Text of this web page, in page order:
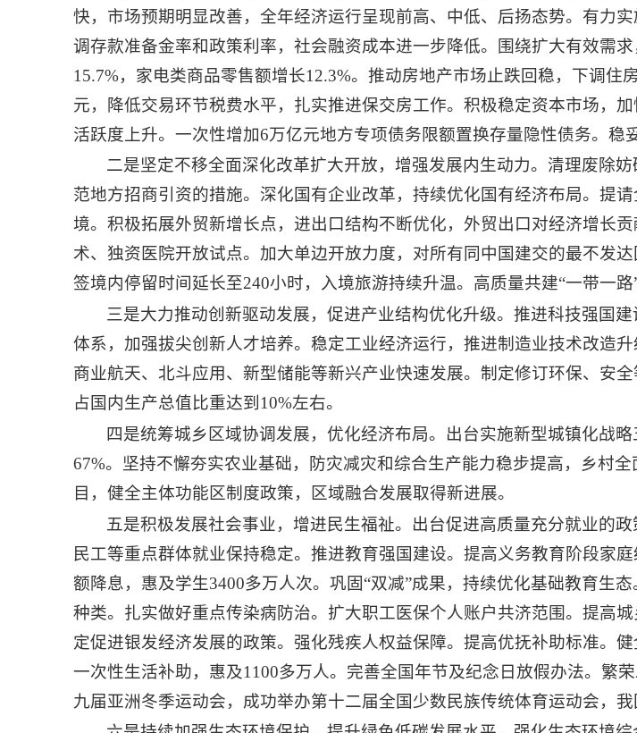
快，市场预期明显改善，全年经济运行呈现前高、中低、后扬态势。有力
调存款准备金率和政策利率，社会融资成本进一步降低。围绕扩大有效需
15.7%，家电类商品零售额增长12.3%。推动房地产市场止跌回稳，下调
元，降低交易环节税费水平，扎实推进保交房工作。积极稳定资本市场，
活跃度上升。一次性增加6万亿元地方专项债务限额置换存量隐性债务。稳
二是坚定不移全面深化改革扩大开放，增强发展内生动力。清理废除
范地方招商引资的措施。深化国有企业改革，持续优化国有经济布局。提
境。积极拓展外贸新增长点，进出口结构不断优化，外贸出口对经济增长
术、独资医院开放试点。加大单边开放力度，对所有同中国建交的最不发
签境内停留时间延长至240小时，入境旅游持续升温。高质量共建“一带一
三是大力推动创新驱动发展，促进产业结构优化升级。推进科技强国
体系，加强拔尖创新人才培养。稳定工业经济运行，推进制造业技术改造
商业航天、北斗应用、新型储能等新兴产业快速发展。制定修订环保、安
占国内生产总值比重达到10%左右。
四是统筹城乡区域协调发展，优化经济布局。出台实施新型城镇化战
67%。坚持不懈夯实农业基础，防灾减灾和综合生产能力稳步提高，乡村
目，健全主体功能区制度政策，区域融合发展取得新进展。
五是积极发展社会事业，增进民生福祉。出台促进高质量充分就业的
民工等重点群体就业保持稳定。推进教育强国建设。提高义务教育阶段家
额降息，惠及学生3400多万人次。巩固“双减”成果，持续优化基础教育生
种类。扎实做好重点传染病防治。扩大职工医保个人账户共济范围。提高
定促进银发经济发展的政策。强化残疾人权益保障。提高优抚补助标准。
一次性生活补助，惠及1100多万人。完善全国年节及纪念日放假办法。繁
九届亚洲冬季运动会，成功举办第十二届全国少数民族传统体育运动会，